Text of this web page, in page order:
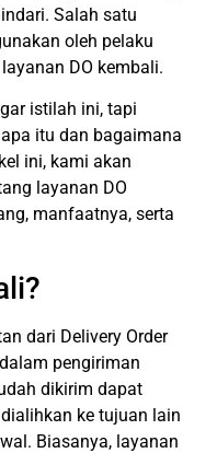
Salah satu
oleh pelaku
DO kembali.
istilah ini, tapi
itu dan bagaimana
ini, kami akan
layanan DO
manfaatnya, serta
dari Delivery Order
pengiriman
dikirim dapat
ke tujuan lain
Biasanya, layanan